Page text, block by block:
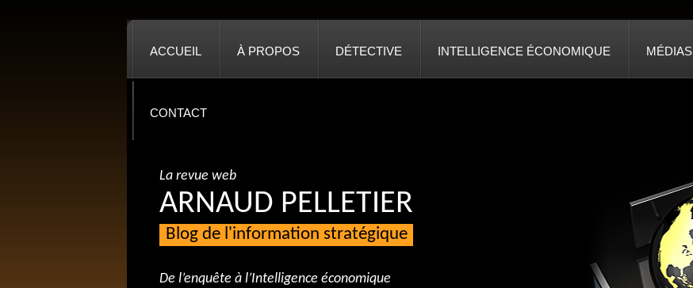
ACCUEIL À PROPOS DÉTECTIVE INTELLIGENCE ÉCONOMIQUE MÉDIAS
CONTACT
La revue web
ARNAUD PELLETIER
Blog de l'information stratégique
De l’enquête à l’Intelligence économique